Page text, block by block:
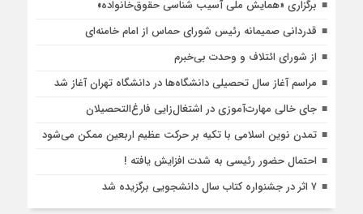
برگزاری «همایش ملی آسیب شناسی حقوق‌خانواده»
قدردانی صمیمانه رئیس شورای حماس از امام خامنه‌ای
از شورای ائتلاف و وحدت بی‌خبرم
مراسم آغاز سال تحصیلی دانشگاه‌ها در دانشگاه تهران آغاز شد
جای خالی مهارت‌آموزی در اشتغال‌زایی فارغ‌التحصیلان
تمدن نوین اسلامی با تکیه بر حرکت عظیم اربعین ممکن می‌شود
احتمال حضور رئیسی به شدت افزایش یافته !
۷ اثر در جشنواره کتاب سال دانشجویی برگزیده شد